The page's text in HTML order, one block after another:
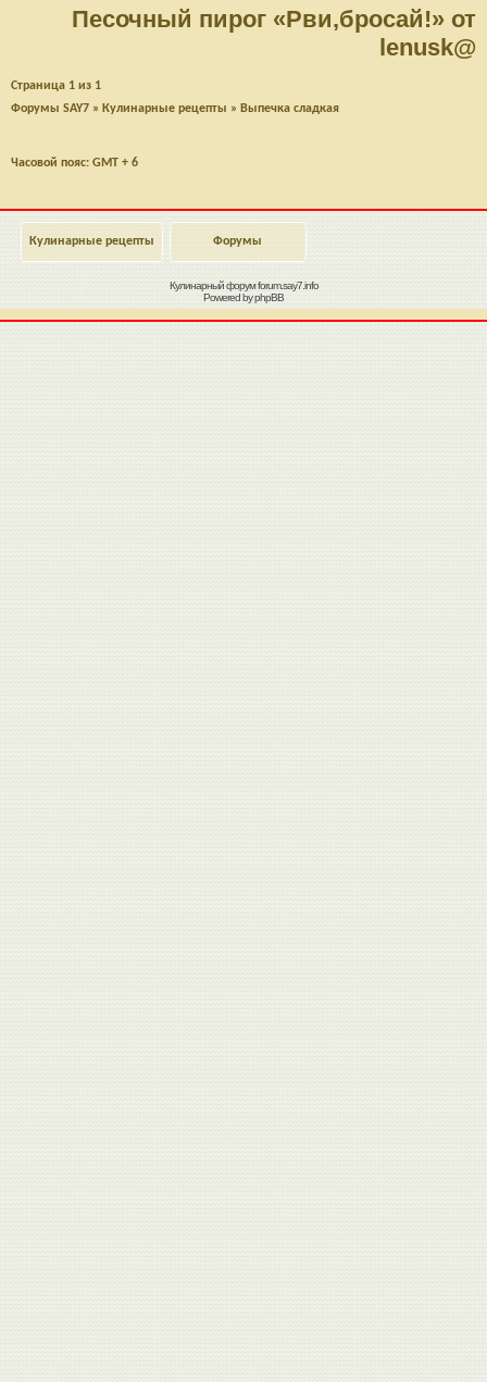
Песочный пирог «Рви,бросай!» от
lenusk@
Страница 1 из 1
Форумы SAY7 » Кулинарные рецепты » Выпечка сладкая
Часовой пояс: GMT + 6
Кулинарные рецепты Форумы
Кулинарный форумforum.say7.info
Powered byphpBB